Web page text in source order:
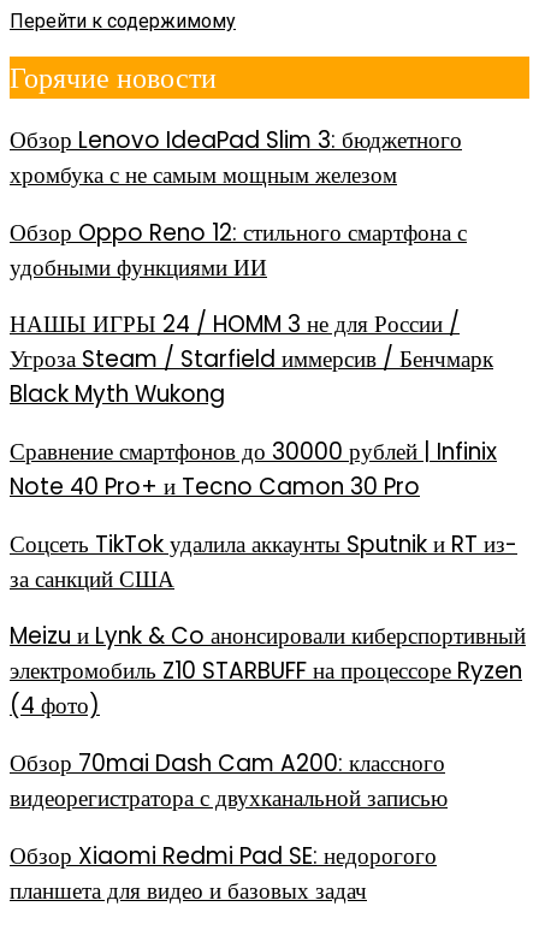
Перейти к содержимому
Горячие новости
Обзор Lenovo IdeaPad Slim 3: бюджетного
хромбука с не самым мощным железом
Обзор Oppo Reno 12: стильного смартфона с
удобными функциями ИИ
НАШЫ ИГРЫ 24 / HOMM 3 не для России /
Угроза Steam / Starfield иммерсив / Бенчмарк
Black Myth Wukong
Сравнение смартфонов до 30000 рублей | Infinix
Note 40 Pro+ и Tecno Camon 30 Pro
Соцсеть TikTok удалила аккаунты Sputnik и RT из-
за санкций США
Meizu и Lynk & Co анонсировали киберспортивный
электромобиль Z10 STARBUFF на процессоре Ryzen
(4 фото)
Обзор 70mai Dash Cam A200: классного
видеорегистратора с двухканальной записью
Обзор Xiaomi Redmi Pad SE: недорогого
планшета для видео и базовых задач